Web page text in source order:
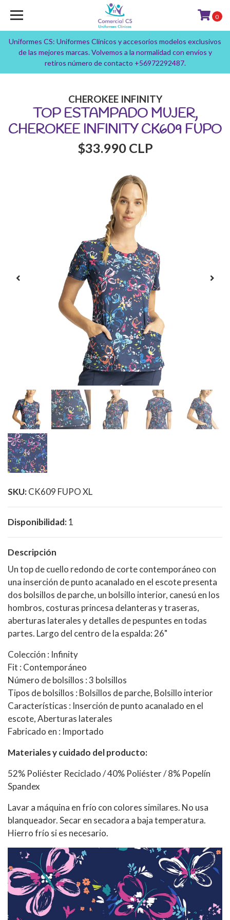
Uniformes CS: Uniformes Clínicos y accesorios modelos exclusivos
de las mejores marcas. Volvemos a la normalidad con envíos y
retiros número de contacto +56972292487.
0
CHEROKEE INFINITY
TOP ESTAMPADO MUJER,
CHEROKEE INFINITY CK609 FUPO
$33.990 CLP
SKU:CK609 FUPO XL
Disponibilidad:1
Descripción
Un top de cuello redondo de corte contemporáneo con
una inserción de punto acanalado en el escote presenta
dos bolsillos de parche, un bolsillo interior, canesú en los
hombros, costuras princesa delanteras y traseras,
aberturas laterales y detalles de pespuntes en todas
partes. Largo del centro de la espalda: 26"
Colección : Infinity
Fit : Contemporáneo
Número de bolsillos : 3 bolsillos
Tipos de bolsillos : Bolsillos de parche, Bolsillo interior
Características : Inserción de punto acanalado en el
escote, Aberturas laterales
Fabricado en : Importado
Materiales y cuidado del producto:
52% Poliéster Reciclado / 40% Poliéster / 8% Popelín
Spandex
Lavar a máquina en frío con colores similares. No usa
blanqueador. Secar en secadora a baja temperatura.
Hierro frío si es necesario.